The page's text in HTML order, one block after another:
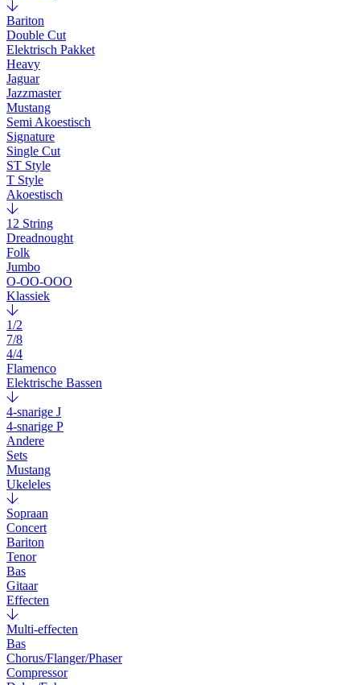
Bariton
Double Cut
Elektrisch Pakket
Heavy
Jaguar
Jazzmaster
Mustang
Semi Akoestisch
Signature
Single Cut
ST Style
T Style
Akoestisch
12 String
Dreadnought
Folk
Jumbo
O-OO-OOO
Klassiek
1/2
7/8
4/4
Flamenco
Elektrische Bassen
4-snarige J
4-snarige P
Andere
Sets
Mustang
Ukeleles
Sopraan
Concert
Bariton
Tenor
Bas
Gitaar
Effecten
Multi-effecten
Bas
Chorus/Flanger/Phaser
Compressor